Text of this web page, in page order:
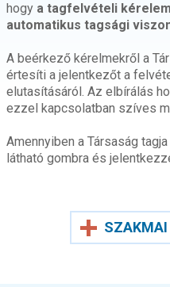
hogy a tagfelvételi
automatikus tagsági
A beérkező kérelmekről a
értesíti a jelentkezőt a
elutasításáról. Az elbírálás
ezzel kapcsolatban szíves
Amennyiben a Társaság
látható gombra és
SZAKMAI